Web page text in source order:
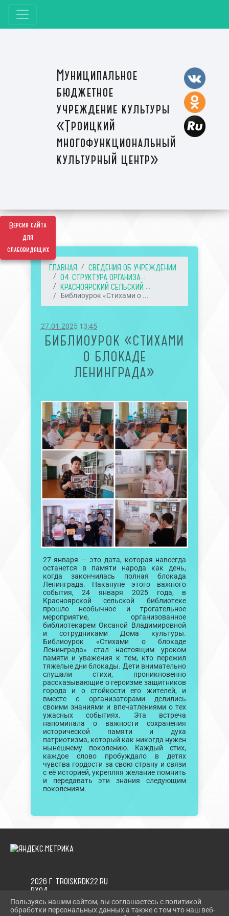
Версия сайта
для
слабовидящих
Муниципальное
бюджетное
учреждение культуры
«Троицкий
многофункциональный
культурный центр»
ГЛАВНАЯ
СВЕДЕНИЯ ОБ УЧРЕЖДЕНИИ
04. СТРУКТУРА ОРГАНИЗА...
КРАСНОЯРСКИЙ СЕЛЬСКИЙ ...
Библиоурок «Стихами о ...
27.01.2025 13:45
БИБЛИОУРОК «СТИХАМИ
О БЛОКАДЕ
ЛЕНИНГРАДА»
27 января — это дата, которая навсегда
останется в памяти народа как день,
когда закончилась полная блокада
Ленинграда. Накануне этого важного
события, 24 января 2025 года, в
Красноярской сельской библиотеке
прошло необычное и трогательное
мероприятие, организованное
библиотекарем Оксаной Владимировной
и сотрудниками Дома культуры.
Библиоурок «Стихами о блокаде
Ленинграда» стал настоящим уроком
памяти и уважения к тем, кто пережил
тяжелые дни блокады. Дети внимательно
слушали стихи, проникновенно
рассказывающие о героизме защитников
города и о стойкости его жителей, и
вместе с организаторами делились
своими знаниями и впечатлениями о тех
ужасных событиях. Эта встреча
напоминала о важности сохранения
исторической памяти и духа
патриотизма, который как никогда нужен
нынешнему поколению. Каждый стих,
каждое слово пробуждало в детях
чувства гордости за свою страну и связи
с её историей, укрепляя желание помнить
и передавать эти знания следующим
поколениям.
2026 Г. TROISKRDK22.RU
ВХОД
КАРТА САЙТА
ПОЛИТИКА ОБРАБОТКИ ПЕРСОНАЛЬНЫХ ДАННЫХ
Пользуясь нашим сайтом, вы соглашаетесь с политикой
обработки персональных данных а также с тем что наш веб-